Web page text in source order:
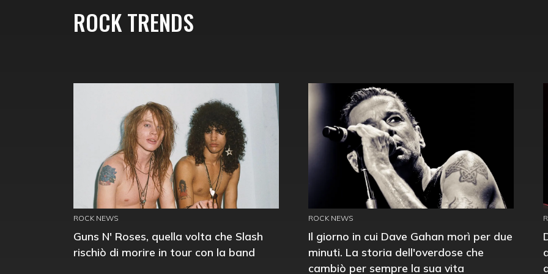
ROCK TRENDS
ROCK NEWS
Guns N' Roses, quella volta che Slash
rischiò di morire in tour con la band
ROCK NEWS
Il giorno in cui Dave Gahan morì per due
minuti. La storia dell'overdose che
cambiò per sempre la sua vita